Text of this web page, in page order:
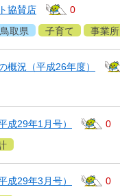
協賛店
0
鳥取県 子育て 事業所
概況（平成26年度）
成29年1月号）
0
成29年3月号）
0